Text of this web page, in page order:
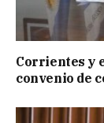
Corrientes y
convenio de